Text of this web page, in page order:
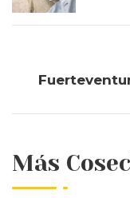
Más